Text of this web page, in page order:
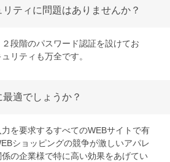
ティに問題はありませんか？
段階のパスワード認証を設けてお
リティも万全です。
適でしょうか？
を要求するすべてのWEBサイトで有
ショッピングの競争が激しいアパレ
の企業様で特に高い効果をあげてい